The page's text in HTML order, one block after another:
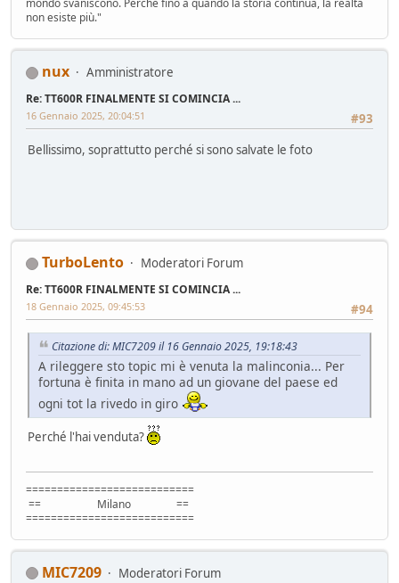
mondo svaniscono. Perché fino a quando la storia continua, la realtà
non esiste più."
nux Amministratore
Re: TT600R FINALMENTE SI COMINCIA ...
#93
16 Gennaio 2025, 20:04:51
Bellissimo, soprattutto perché si sono salvate le foto
TurboLento Moderatori Forum
Re: TT600R FINALMENTE SI COMINCIA ...
#94
18 Gennaio 2025, 09:45:53
Citazione di: MIC7209 il 16 Gennaio 2025, 19:18:43
A rileggere sto topic mi è venuta la malinconia... Per
fortuna è finita in mano ad un giovane del paese ed
ogni tot la rivedo in giro
Perché l'hai venduta?
===========================
== Milano ==
===========================
MIC7209 Moderatori Forum